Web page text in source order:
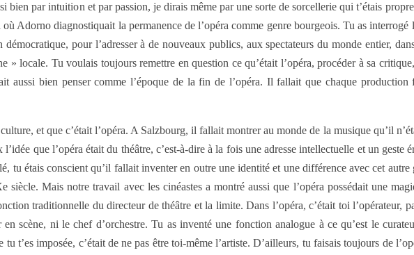
bien par intuition et par passion, je dirais même par une sorte de sorcellerie qui t’étais
où Adorno diagnostiquait la permanence de l’opéra comme genre bourgeois. Tu as
pour l’adresser à de nouveaux publics, aux spectateurs du monde entier,
» locale. Tu voulais toujours remettre en question ce qu’était l’opéra, procéder à sa
aussi bien penser comme l’époque de la fin de l’opéra. Il fallait que chaque
et que c’était l’opéra. A Salzbourg, il fallait montrer au monde de la musique qu’il
que l’opéra était du théâtre, c’est-à-dire à la fois une adresse intellectuelle et un geste
tu étais conscient qu’il fallait inventer en outre une identité et une différence avec cet autre
Mais notre travail avec les cinéastes a montré aussi que l’opéra possédait une
traditionnelle du directeur de théâtre et la limite. Dans l’opéra, c’était toi l’opérateur,
scène, ni le chef d’orchestre. Tu as inventé une fonction analogue à ce qu’est le
t’es imposée, c’était de ne pas être toi-même l’artiste. D’ailleurs, tu faisais toujours de